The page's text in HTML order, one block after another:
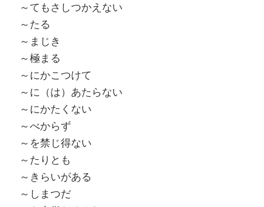
～てもさしつかえない
～たる
～まじき
～極まる
～にかこつけて
～に（は）あたらない
～にかたくない
～べからず
～を禁じ得ない
～たりとも
～きらいがある
～しまつだ